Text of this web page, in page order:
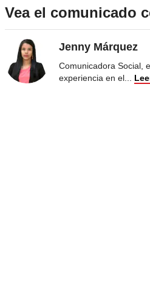
Vea el comunicado
Jenny Márquez
Comunicadora Social,
experiencia en el...